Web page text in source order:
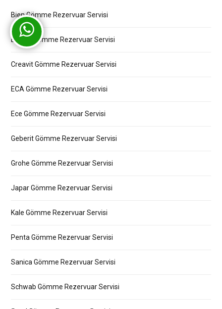
Bien Gömme Rezervuar Servisi
Bocchi Gömme Rezervuar Servisi
Creavit Gömme Rezervuar Servisi
ECA Gömme Rezervuar Servisi
Ece Gömme Rezervuar Servisi
Geberit Gömme Rezervuar Servisi
Grohe Gömme Rezervuar Servisi
Japar Gömme Rezervuar Servisi
Kale Gömme Rezervuar Servisi
Penta Gömme Rezervuar Servisi
Sanica Gömme Rezervuar Servisi
Schwab Gömme Rezervuar Servisi